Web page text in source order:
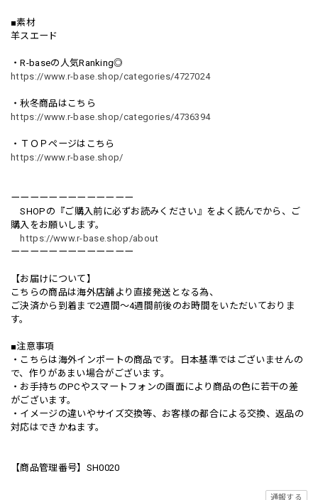
■素材
羊スエード
・R-baseの人気Ranking◎
https://www.r-base.shop/categories/4727024
・秋冬商品はこちら
https://www.r-base.shop/categories/4736394
・ＴＯＰページはこちら
https://www.r-base.shop/
ーーーーーーーーーーーーー
SHOPの『ご購入前に必ずお読みください』をよく読んでから、ご
購入をお願いします。
https://www.r-base.shop/about
ーーーーーーーーーーーーー
【お届けについて】
こちらの商品は海外店舗より直接発送となる為、
ご決済から到着まで2週間〜4週間前後のお時間をいただいておりま
す。
■注意事項
・こちらは海外インポートの商品です。日本基準ではございませんの
で、作りがあまい場合がございます。
・お手持ちのPCやスマートフォンの画面により商品の色に若干の差
がございます。
・イメージの違いやサイズ交換等、お客様の都合による交換、返品の
対応はできかねます。
【商品管理番号】SH0020
通報する